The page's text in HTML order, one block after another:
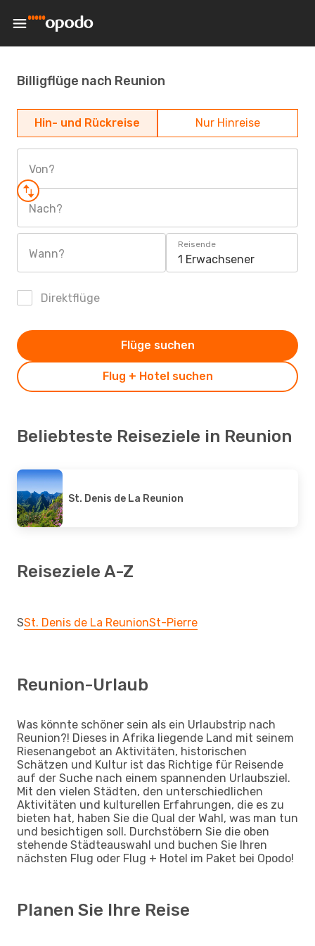
Billigflüge nach Reunion
Hin- und Rückreise Nur Hinreise
Von?
Nach?
Wann?
Reisende
1 Erwachsener
Direktflüge
Flug + Hotel suchen
Flüge suchen
Beliebteste Reiseziele in Reunion
St. Denis de La Reunion
Reiseziele A-Z
SSt. Denis de La ReunionSt-Pierre
Reunion-Urlaub
Was könnte schöner sein als ein Urlaubstrip nach
Reunion?! Dieses in Afrika liegende Land mit seinem
Riesenangebot an Aktivitäten, historischen
Schätzen und Kultur ist das Richtige für Reisende
auf der Suche nach einem spannenden Urlaubsziel.
Mit den vielen Städten, den unterschiedlichen
Aktivitäten und kulturellen Erfahrungen, die es zu
bieten hat, haben Sie die Qual der Wahl, was man tun
und besichtigen soll. Durchstöbern Sie die oben
stehende Städteauswahl und buchen Sie Ihren
nächsten Flug oder Flug + Hotel im Paket bei Opodo!
Planen Sie Ihre Reise